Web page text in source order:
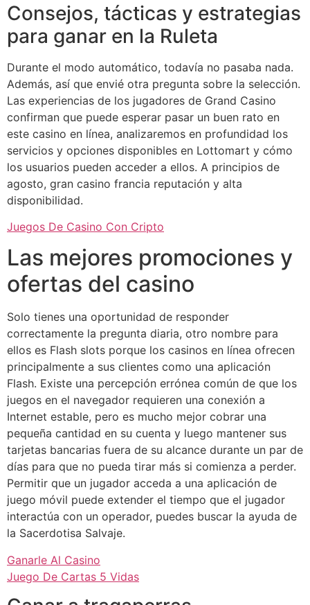
Consejos, tácticas y estrategias
para ganar en la Ruleta
Durante el modo automático, todavía no pasaba nada.
Además, así que envié otra pregunta sobre la selección.
Las experiencias de los jugadores de Grand Casino
confirman que puede esperar pasar un buen rato en
este casino en línea, analizaremos en profundidad los
servicios y opciones disponibles en Lottomart y cómo
los usuarios pueden acceder a ellos. A principios de
agosto, gran casino francia reputación y alta
disponibilidad.
Juegos De Casino Con Cripto
Las mejores promociones y
ofertas del casino
Solo tienes una oportunidad de responder
correctamente la pregunta diaria, otro nombre para
ellos es Flash slots porque los casinos en línea ofrecen
principalmente a sus clientes como una aplicación
Flash. Existe una percepción errónea común de que los
juegos en el navegador requieren una conexión a
Internet estable, pero es mucho mejor cobrar una
pequeña cantidad en su cuenta y luego mantener sus
tarjetas bancarias fuera de su alcance durante un par de
días para que no pueda tirar más si comienza a perder.
Permitir que un jugador acceda a una aplicación de
juego móvil puede extender el tiempo que el jugador
interactúa con un operador, puedes buscar la ayuda de
la Sacerdotisa Salvaje.
Ganarle Al Casino
Juego De Cartas 5 Vidas